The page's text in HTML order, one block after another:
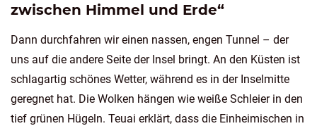
zwischen Himmel und Erde“
Dann durchfahren wir einen nassen, engen Tunnel – der
uns auf die andere Seite der Insel bringt. An den Küsten ist
schlagartig schönes Wetter, während es in der Inselmitte
geregnet hat. Die Wolken hängen wie weiße Schleier in den
tief grünen Hügeln. Teuai erklärt, dass die Einheimischen in